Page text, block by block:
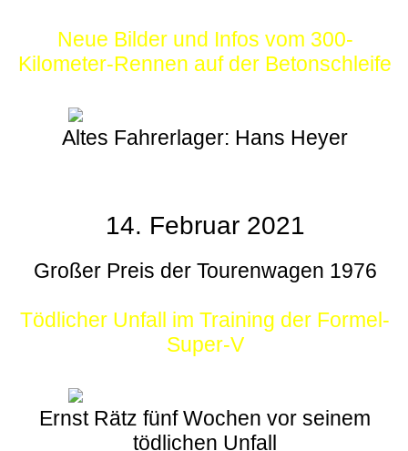
Neue Bilder und Infos vom 300-
Kilometer-Rennen auf der Betonschleife
Altes Fahrerlager: Hans Heyer
14. Februar 2021
Großer Preis der Tourenwagen 1976
Tödlicher Unfall im Training der Formel-
Super-V
Ernst Rätz fünf Wochen vor seinem
tödlichen Unfall